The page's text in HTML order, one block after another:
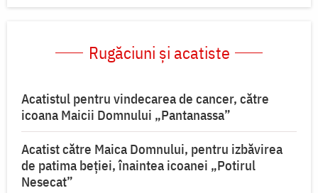
Rugăciuni și acatiste
Acatistul pentru vindecarea de cancer, către
icoana Maicii Domnului „Pantanassa”
Acatist către Maica Domnului, pentru izbăvirea
de patima beției, înaintea icoanei „Potirul
Nesecat”